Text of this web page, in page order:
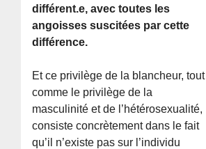
différent.e, avec toutes les
angoisses suscitées par cette
différence.
Et ce privilège de la blancheur, tout
comme le privilège de la
masculinité et de l’hétérosexualité,
consiste concrètement dans le fait
qu’il n’existe pas sur l’individu